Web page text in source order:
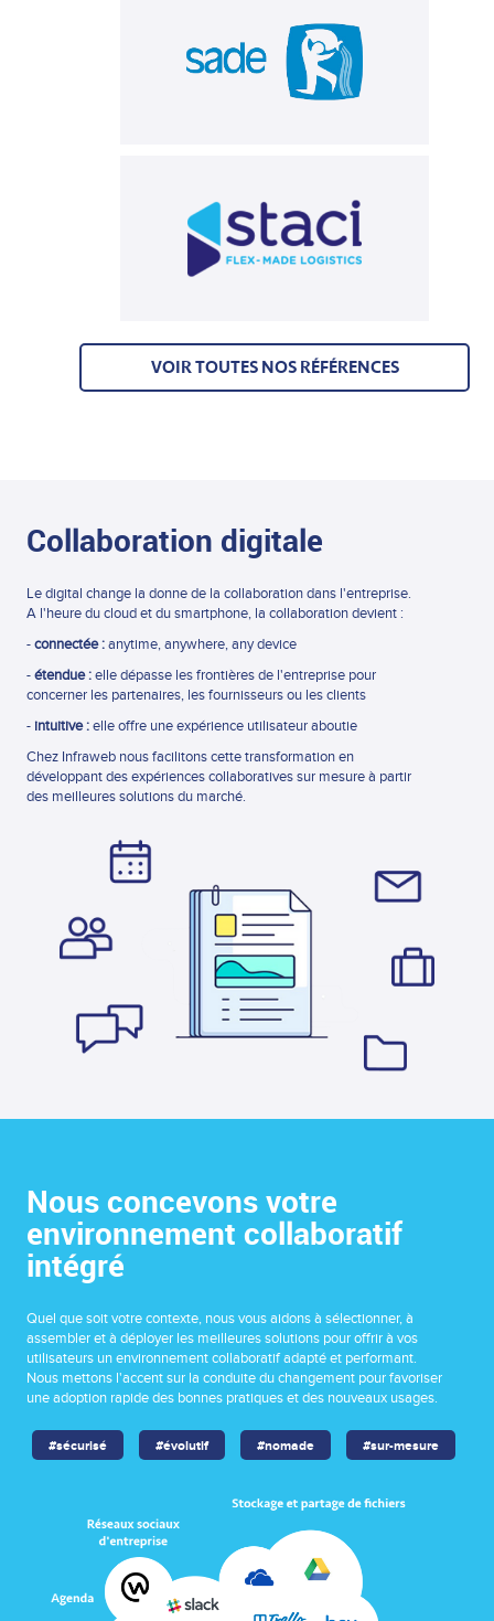
VOIR TOUTES NOS RÉFÉRENCES
Collaboration digitale
Le digital change la donne de la collaboration dans l'entreprise.
A l'heure du cloud et du smartphone, la collaboration devient :
-connectée :anytime, anywhere, any device
-étendue :elle dépasse les frontières de l'entreprise pour
concerner les partenaires, les fournisseurs ou les clients
- intuitive :elle offre une expérience utilisateur aboutie
Chez Infraweb nous facilitons cette transformation en
développant des expériences collaboratives sur mesure à partir
des meilleures solutions du marché.
Nous concevons votre
environnement collaboratif
intégré
Quel que soit votre contexte, nous vous aidons à sélectionner, à
assembler et à déployer les meilleures solutions pour offrir à vos
utilisateurs un environnement collaboratif adapté et performant.
Nous mettons l'accent sur la conduite du changement pour favoriser
une adoption rapide des bonnes pratiques et des nouveaux usages.
#sécurisé #évolutif #nomade #sur-mesure